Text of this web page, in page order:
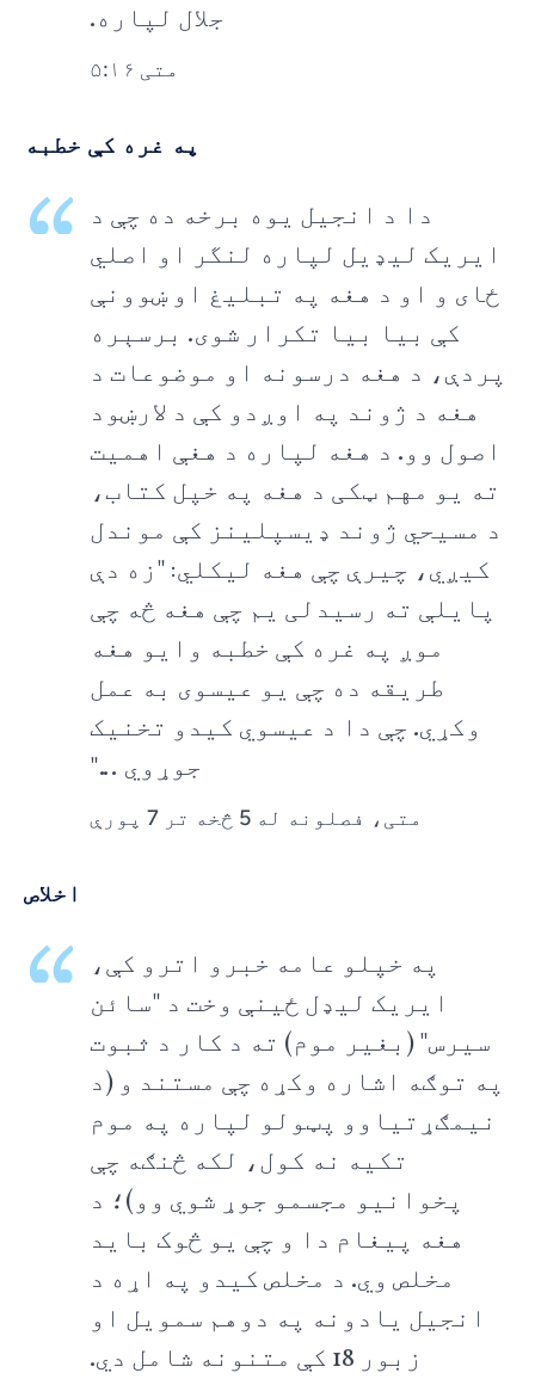
جلال لپاره.
متی ۵:۱۶
په غره کې خطبه
دا د انجیل یوه برخه ده چې د
ایریک لیډیل لپاره لنگر او اصلي
ځای و او د هغه په تبلیغ او ښوونې
کې بیا بیا تکرار شوی. برسېره
پردې، د هغه درسونه او موضوعات د
هغه د ژوند په اوږدو کې د لارښود
اصول وو. د هغه لپاره د هغې اهمیت
ته یو مهم ټکی د هغه په خپل کتاب،
د مسیحي ژوند ډیسپلینز کې موندل
کیږي، چیرې چې هغه لیکلي: "زه دې
پایلې ته رسیدلی یم چې هغه څه چې
موږ په غره کې خطبه وایو هغه
طریقه ده چې یو عیسوی به عمل
وکړي. چې دا د عیسوي کیدو تخنیک
جوړوي ..."
متی، فصلونه له 5 څخه تر 7 پورې
اخلاص
په خپلو عامه خبرو اترو کې،
ایریک لیډل ځینې وخت د "سائن
سیرس" (بغیر موم) ته د کار د ثبوت
په توګه اشاره وکړه چې مستند و (د
نیمګړتیاوو پټولو لپاره په موم
تکیه نه کول، لکه څنګه چې
پخوانیو مجسمو جوړ شوي وو)؛ د
هغه پیغام دا و چې یو څوک باید
مخلص وي. د مخلص کیدو په اړه د
انجیل یادونه په دوهم سمویل او
زبور 18 کې متنونه شامل دي.